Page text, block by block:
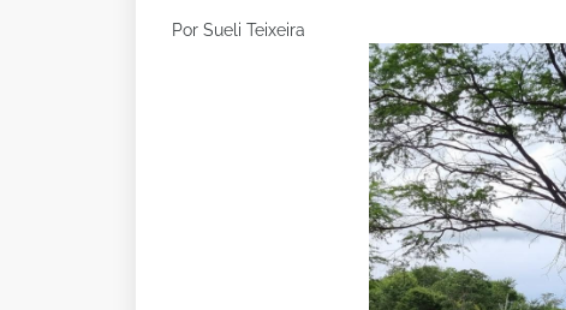
Por Sueli Teixeira